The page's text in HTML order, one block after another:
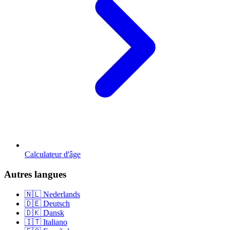
Calculateur d'âge
Autres langues
🇳🇱 Nederlands
🇩🇪 Deutsch
🇩🇰 Dansk
🇮🇹 Italiano